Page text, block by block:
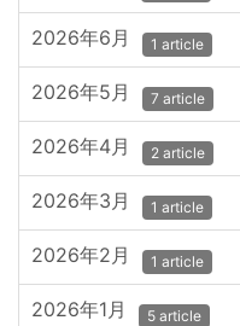
2026年6月 1 article
2026年5月 7 article
2026年4月 2 article
2026年3月 1 article
2026年2月 1 article
2026年1月 5 article